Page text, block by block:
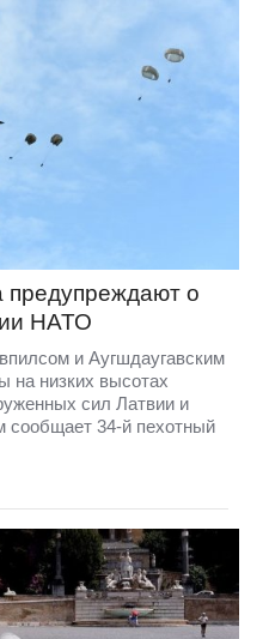
предупреждают о
НАТО
и Аугшдаугавским
на низких высотах
сил Латвии и
34-й пехотный